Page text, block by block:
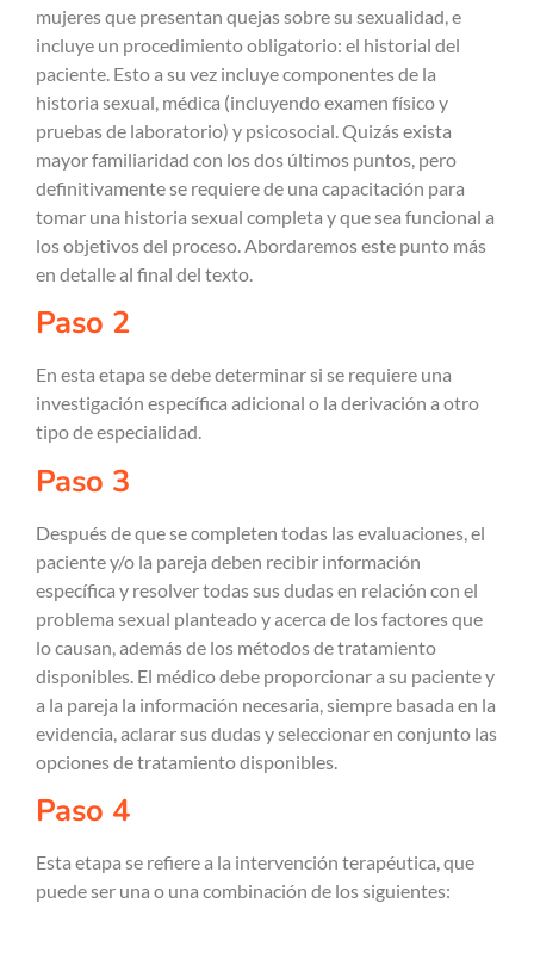
mujeres que presentan quejas sobre su sexualidad, e
incluye un procedimiento obligatorio: el historial del
paciente. Esto a su vez incluye componentes de la
historia sexual, médica (incluyendo examen físico y
pruebas de laboratorio) y psicosocial. Quizás exista
mayor familiaridad con los dos últimos puntos, pero
definitivamente se requiere de una capacitación para
tomar una historia sexual completa y que sea funcional a
los objetivos del proceso. Abordaremos este punto más
en detalle al final del texto.
Paso 2
En esta etapa se debe determinar si se requiere una
investigación específica adicional o la derivación a otro
tipo de especialidad.
Paso 3
Después de que se completen todas las evaluaciones, el
paciente y/o la pareja deben recibir información
específica y resolver todas sus dudas en relación con el
problema sexual planteado y acerca de los factores que
lo causan, además de los métodos de tratamiento
disponibles. El médico debe proporcionar a su paciente y
a la pareja la información necesaria, siempre basada en la
evidencia, aclarar sus dudas y seleccionar en conjunto las
opciones de tratamiento disponibles.
Paso 4
Esta etapa se refiere a la intervención terapéutica, que
puede ser una o una combinación de los siguientes: